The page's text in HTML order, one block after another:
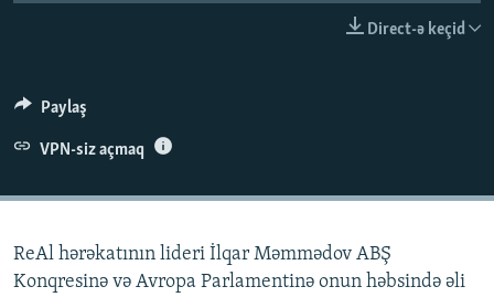
İZ - MƏDƏNIYYƏT PROQRAMI
MATERIALLARIMIZDAN ISTIFADƏ
AZADLIQRADIOSU MOBIL TELEFONUNUZDA
RFE/RL-in bütün saytları
Direct-ə keçid
Paylaş
VPN-siz açmaq
ReAl hərəkatının lideri İlqar Məmmədov ABŞ
Konqresinə və Avropa Parlamentinə onun həbsində əli